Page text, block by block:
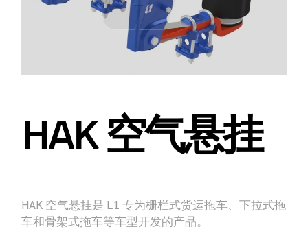
HAK 空气悬挂
HAK 空气悬挂是 L1 专为栅栏式货运拖车、下拉式拖
车和骨架式拖车等车型开发的产品。